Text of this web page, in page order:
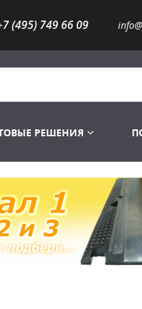
(495) 749 66 09
Лампы газоразрядные
РЕШЕНИЯ